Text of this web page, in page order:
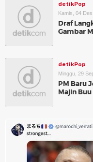
detikPop
Kamis, 04
Draf
Gambar
detikPop
Minggu, 29
PM Baru
Majin